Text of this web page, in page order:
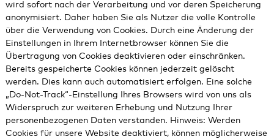
wird sofort nach der Verarbeitung und vor deren Speicherung
anonymisiert. Daher haben Sie als Nutzer die volle Kontrolle
über die Verwendung von Cookies. Durch eine Änderung der
Einstellungen in Ihrem Internetbrowser können Sie die
Übertragung von Cookies deaktivieren oder einschränken.
Bereits gespeicherte Cookies können jederzeit gelöscht
werden. Dies kann auch automatisiert erfolgen. Eine solche
„Do-Not-Track“-Einstellung Ihres Browsers wird von uns als
Widerspruch zur weiteren Erhebung und Nutzung Ihrer
personenbezogenen Daten verstanden. Hinweis: Werden
Cookies für unsere Website deaktiviert, können möglicherweise